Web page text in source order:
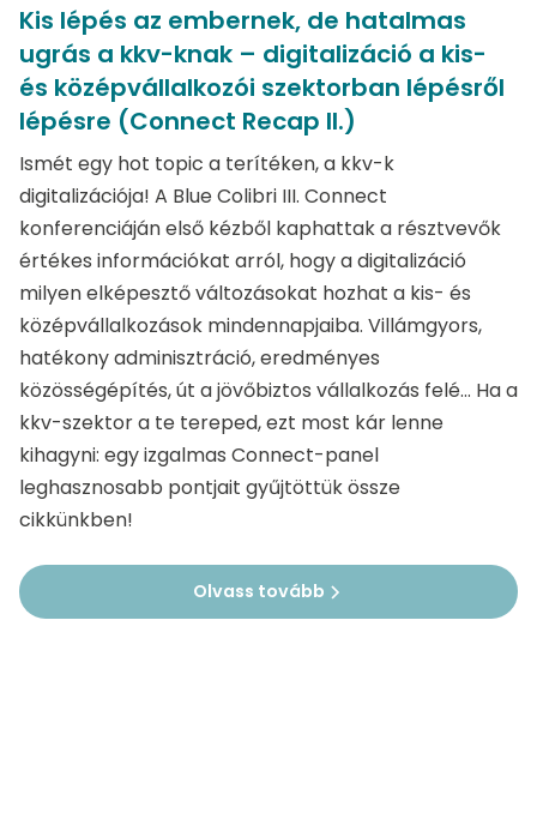
Kis lépés az embernek, de hatalmas
ugrás a kkv-knak – digitalizáció a kis-
és középvállalkozói szektorban lépésről
lépésre (Connect Recap II.)
Ismét egy hot topic a terítéken, a kkv-k
digitalizációja! A Blue Colibri III. Connect
konferenciáján első kézből kaphattak a résztvevők
értékes információkat arról, hogy a digitalizáció
milyen elképesztő változásokat hozhat a kis- és
középvállalkozások mindennapjaiba. Villámgyors,
hatékony adminisztráció, eredményes
közösségépítés, út a jövőbiztos vállalkozás felé... Ha a
kkv-szektor a te tereped, ezt most kár lenne
kihagyni: egy izgalmas Connect-panel
leghasznosabb pontjait gyűjtöttük össze
cikkünkben!
Olvass tovább